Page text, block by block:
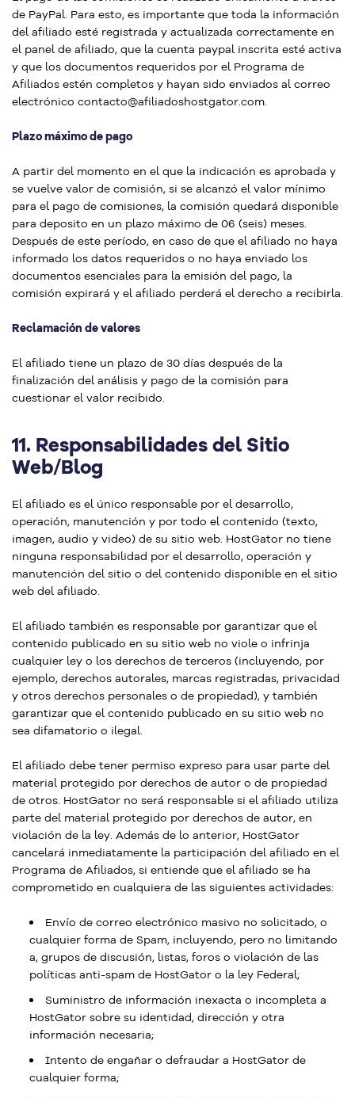
de PayPal. Para esto, es importante que toda la información
del afiliado esté registrada y actualizada correctamente en
el panel de afiliado, que la cuenta paypal inscrita esté activa
y que los documentos requeridos por el Programa de
Afiliados estén completos y hayan sido enviados al correo
electrónico contacto@afiliadoshostgator.com.
Plazo máximo de pago
A partir del momento en el que la indicación es aprobada y
se vuelve valor de comisión, si se alcanzó el valor mínimo
para el pago de comisiones, la comisión quedará disponible
para deposito en un plazo máximo de 06 (seis) meses.
Después de este período, en caso de que el afiliado no haya
informado los datos requeridos o no haya enviado los
documentos esenciales para la emisión del pago, la
comisión expirará y el afiliado perderá el derecho a recibirla.
Reclamación de valores
El afiliado tiene un plazo de 30 días después de la
finalización del análisis y pago de la comisión para
cuestionar el valor recibido.
11. Responsabilidades del Sitio
Web/Blog
El afiliado es el único responsable por el desarrollo,
operación, manutención y por todo el contenido (texto,
imagen, audio y video) de su sitio web. HostGator no tiene
ninguna responsabilidad por el desarrollo, operación y
manutención del sitio o del contenido disponible en el sitio
web del afiliado.
El afiliado también es responsable por garantizar que el
contenido publicado en su sitio web no viole o infrinja
cualquier ley o los derechos de terceros (incluyendo, por
ejemplo, derechos autorales, marcas registradas, privacidad
y otros derechos personales o de propiedad), y también
garantizar que el contenido publicado en su sitio web no
sea difamatorio o ilegal.
El afiliado debe tener permiso expreso para usar parte del
material protegido por derechos de autor o de propiedad
de otros. HostGator no será responsable si el afiliado utiliza
parte del material protegido por derechos de autor, en
violación de la ley. Además de lo anterior, HostGator
cancelará inmediatamente la participación del afiliado en el
Programa de Afiliados, si entiende que el afiliado se ha
comprometido en cualquiera de las siguientes actividades:
Envío de correo electrónico masivo no solicitado, o
cualquier forma de Spam, incluyendo, pero no limitando
a, grupos de discusión, listas, foros o violación de las
políticas anti-spam de HostGator o la ley Federal;
Suministro de información inexacta o incompleta a
HostGator sobre su identidad, dirección y otra
información necesaria;
Intento de engañar o defraudar a HostGator de
cualquier forma;